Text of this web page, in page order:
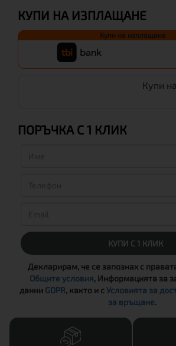
КУПИ НА ИЗПЛАЩАНЕ
Купи на изплащане
Купи
ПОРЪЧКА С 1 КЛИК
КУПИ С 1 КЛИК
Декларирам, че се запознах с
Общите условия, Информацията за
данни GDPR, както и сУсловията за
за връщане.